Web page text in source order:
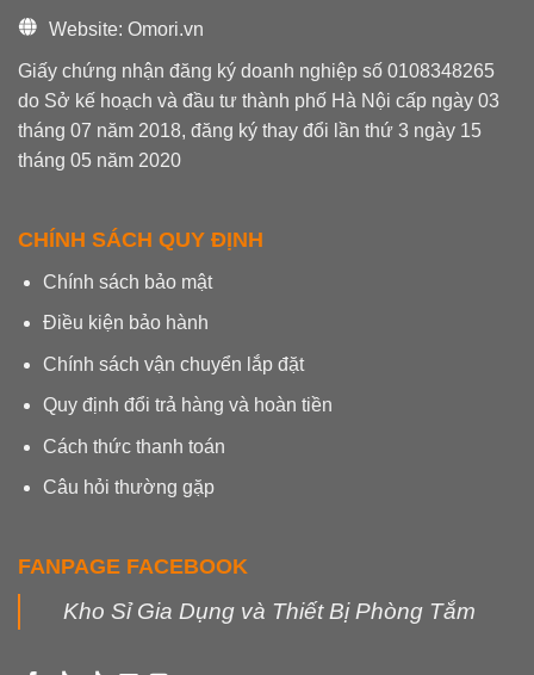
Website: Omori.vn
Giấy chứng nhận đăng ký doanh nghiệp số 0108348265
do Sở kế hoạch và đầu tư thành phố Hà Nội cấp ngày 03
tháng 07 năm 2018, đăng ký thay đổi lần thứ 3 ngày 15
tháng 05 năm 2020
CHÍNH SÁCH QUY ĐỊNH
Chính sách bảo mật
Điều kiện bảo hành
Chính sách vận chuyển lắp đặt
Quy định đổi trả hàng và hoàn tiền
Cách thức thanh toán
Câu hỏi thường gặp
FANPAGE FACEBOOK
Kho Sỉ Gia Dụng và Thiết Bị Phòng Tắm